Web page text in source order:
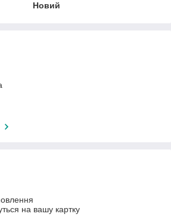
Новий
на вашу картку